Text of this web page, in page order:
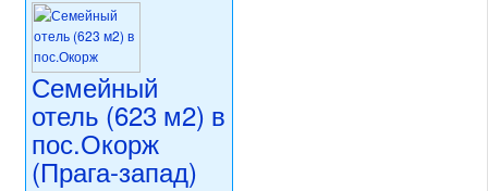
Семейный
отель (623 м2) в
пос.Окорж
(Прага-запад)